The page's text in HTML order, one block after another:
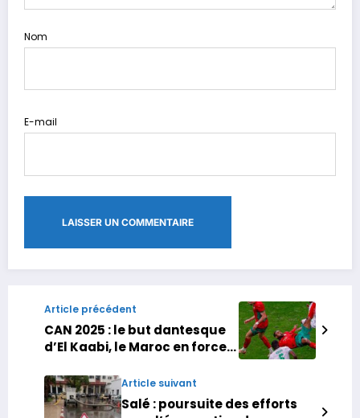
Nom
E-mail
Article précédent
CAN 2025 : le but dantesque
d’El Kaabi, le Maroc en force,
panne… le bilan de la
première journée
Article suivant
Salé : poursuite des efforts